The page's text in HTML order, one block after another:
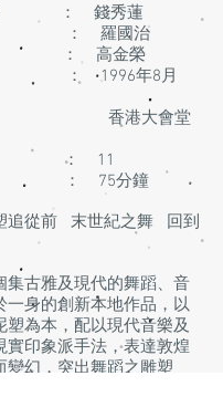
舞 ： 錢秀蓮
羅國治
問 ： 高金榮
1996年8月
大會堂
數 ： 11
： 75分鐘
追從前 末世紀之舞 回到
集古雅及現代的舞蹈、音
一身的創新本地作品，以
塑為本，配以現代音樂及
實印象派手法，表達敦煌
變幻，突出舞蹈之雕塑